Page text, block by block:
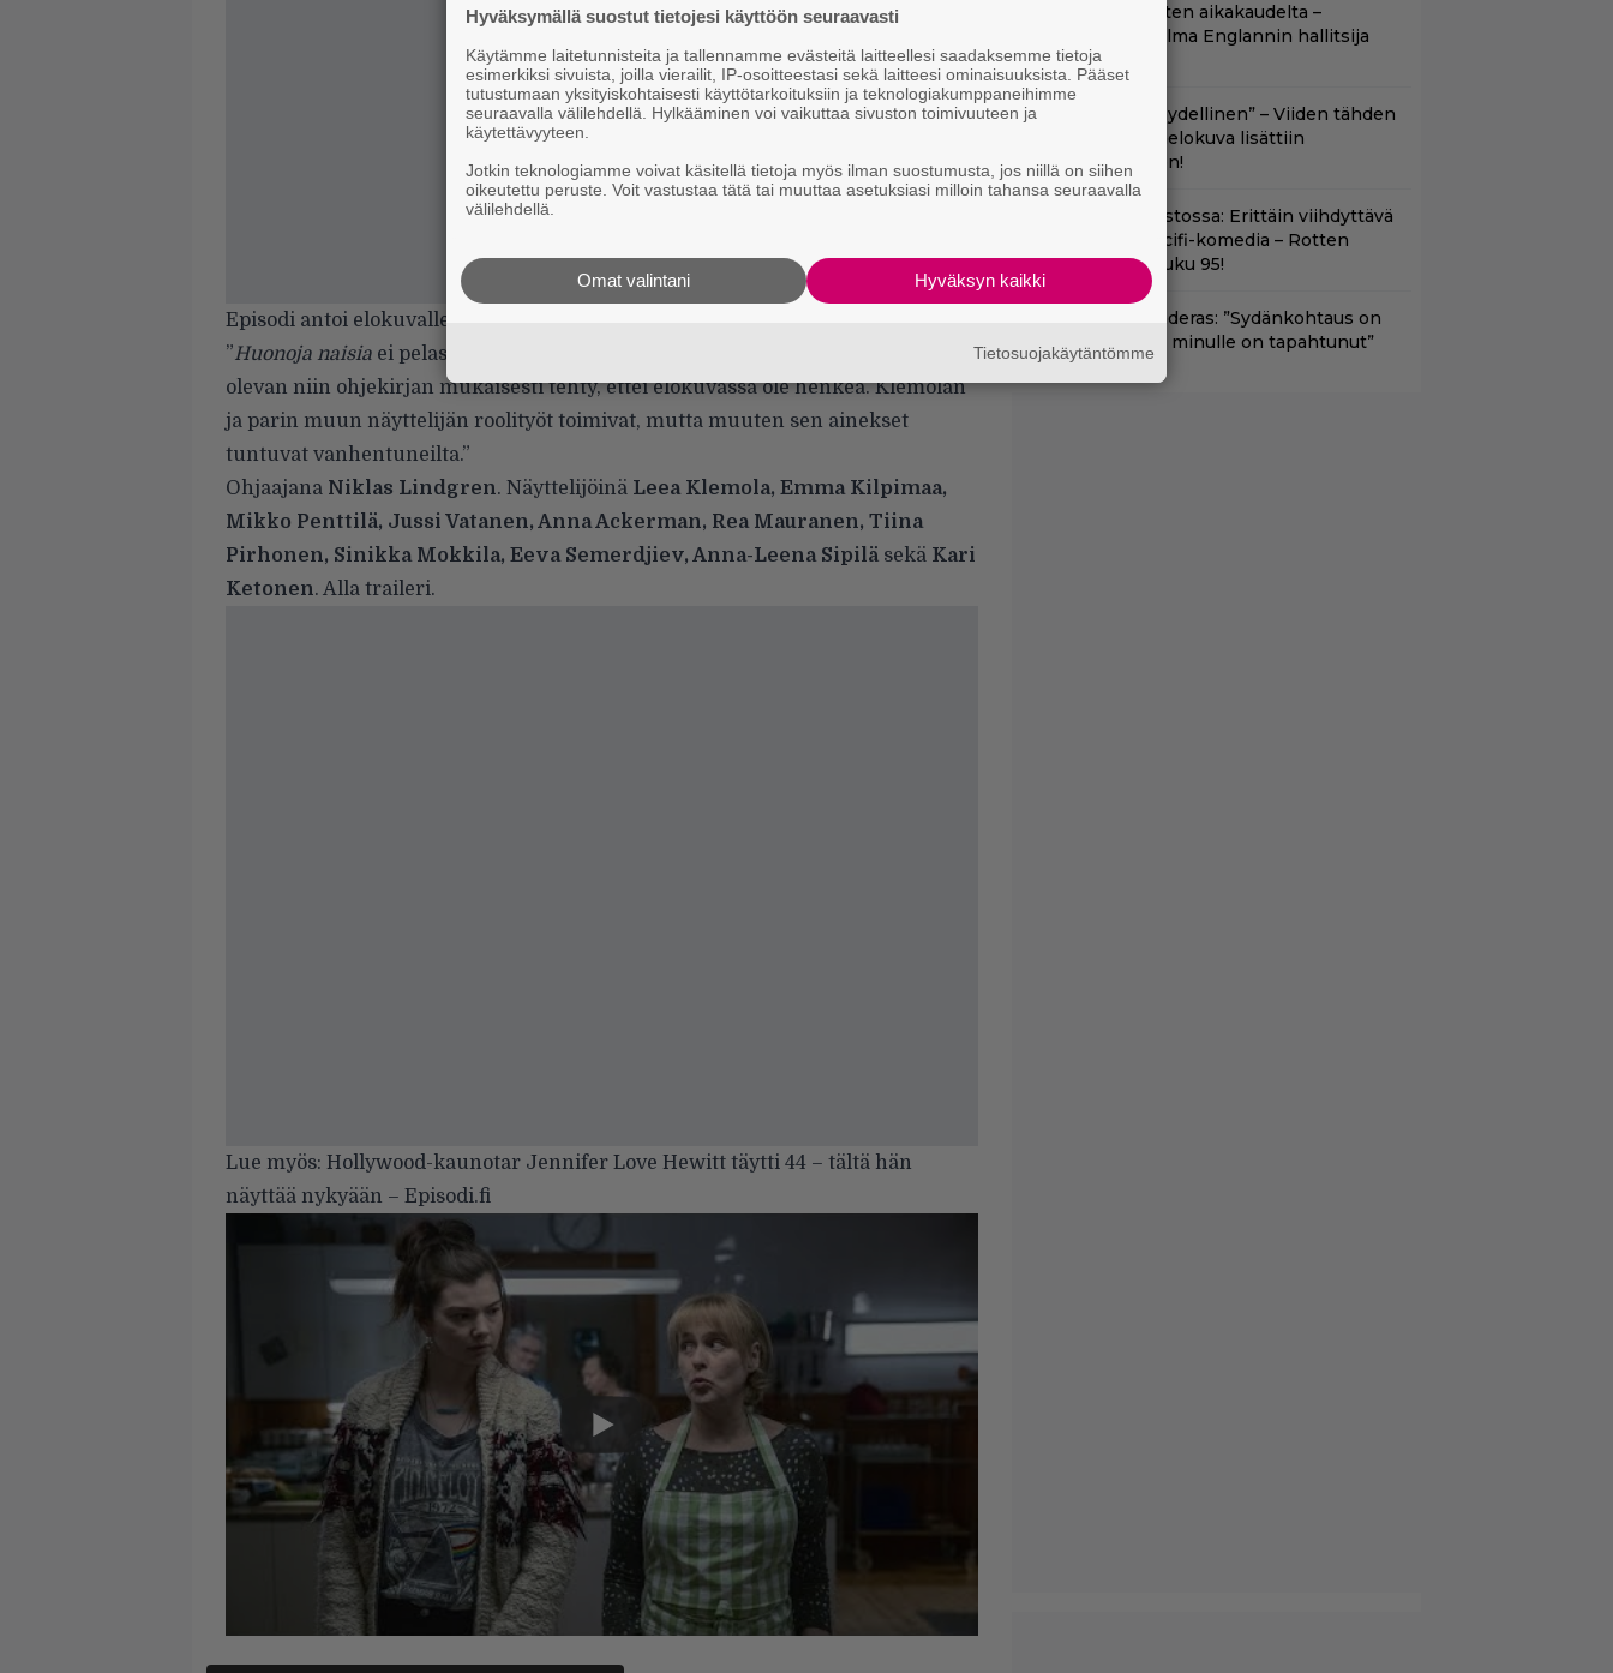
Episodi antoi elokuvalle
”Huonoja naisia ei pelasta se, että elokuva naurattaa parissa kohtaa. Se tuntuu
olevan niin ohjekirjan mukaisesti tehty, ettei elokuvassa ole henkeä. Klemolan
ja parin muun näyttelijän roolityöt toimivat, mutta muuten sen ainekset
tuntuvat vanhentuneilta.”
Ohjaajana Niklas Lindgren. Näyttelijöinä Leea Klemola, Emma Kilpimaa,
Mikko Penttilä, Jussi Vatanen, Anna Ackerman, Rea Mauranen, Tiina
Pirhonen, Sinikka Mokkila, Eeva Semerdjiev, Anna-Leena Sipilä sekä Kari
Ketonen. Alla traileri.
Lue myös: Hollywood-kaunotar Jennifer Love Hewitt täytti 44 – tältä hän
näyttää nykyään – Episodi.fi
kuninkaallisten aikakaudelta –
keskiössä julma Englannin hallitsija
Henrik VIII
”Lajissaan täydellinen” – Viiden tähden
scifitoimintaelokuva lisättiin
suoratoistoon!
Nyt suoratoistossa: Erittäin viihdyttävä
ja kehuttu scifi-komedia – Rotten
Tomatoes -luku 95!
Antonio Banderas: ”Sydänkohtaus on
parasta mitä minulle on tapahtunut”
Hyväksymällä suostut tietojesi käyttöön seuraavasti
Käytämme laitetunnisteita ja tallennamme evästeitä laitteellesi saadaksemme tietoja
esimerkiksi sivuista, joilla vierailit, IP-osoitteestasi sekä laitteesi ominaisuuksista. Pääset
tutustumaan yksityiskohtaisesti käyttötarkoituksiin ja teknologiakumppaneihimme
seuraavalla välilehdellä. Hylkääminen voi vaikuttaa sivuston toimivuuteen ja
käytettävyyteen.
Jotkin teknologiamme voivat käsitellä tietoja myös ilman suostumusta, jos niillä on siihen
oikeutettu peruste. Voit vastustaa tätä tai muuttaa asetuksiasi milloin tahansa seuraavalla
välilehdellä.
Hyväksyn kaikki
Omat valintani
Tietosuojakäytäntömme